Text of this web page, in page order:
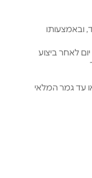
ובאמצעותו
ניתן לבטל את הזמנתכם לא יאוחר מ-14 יום לאחר ביצוע